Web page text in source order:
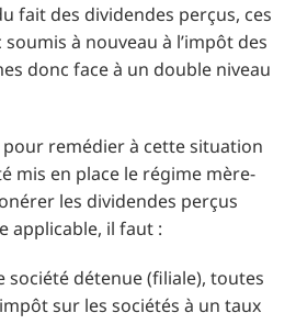
fait des dividendes perçus, ces
à nouveau à l’impôt des
donc face à un double niveau
pour remédier à cette situation
mis en place le régime mère-
les dividendes perçus
applicable, il faut :
société détenue (filiale), toutes
sur les sociétés à un taux